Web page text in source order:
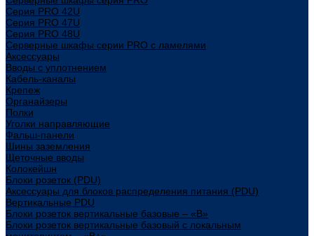
Серия PRO 42U
Серия PRO 47U
Серия PRO 48U
Серверные шкафы серии PRO с ламелями
Аксессуары
Вводы с уплотнением
Кабель-каналы
Крепеж
Органайзеры
Полки
Уголки направляющие
Фальш-панели
Шины заземления
Щеточные вводы
Колокейшн
Блоки розеток (PDU)
Аксессуары для блоков распределения питания (PDU)
Вертикальные PDU
Блоки розеток вертикальные базовые – «В»
Блоки розеток вертикальные базовый с локальным